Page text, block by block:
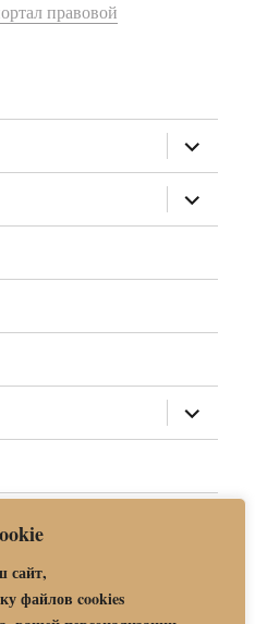
сайт,
файлов cookies
правовой
раскрыть
дочернее
меню
раскрыть
дочернее
меню
раскрыть
дочернее
меню